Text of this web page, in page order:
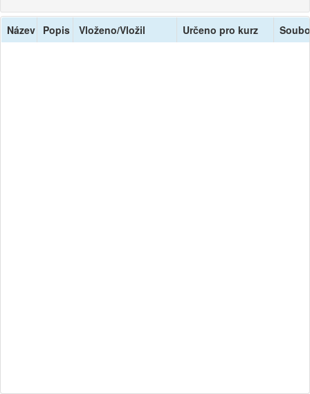
Název Popis Vloženo/Vložil Určeno pro kurz